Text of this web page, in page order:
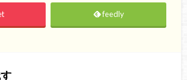
feedly